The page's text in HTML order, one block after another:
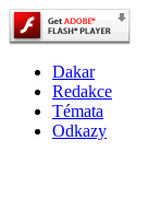
Dakar
Redakce
Témata
Odkazy